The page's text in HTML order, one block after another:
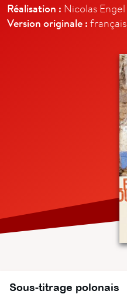
Réalisation : Nicolas Engel
Version originale : français
Sous-titrage polonais